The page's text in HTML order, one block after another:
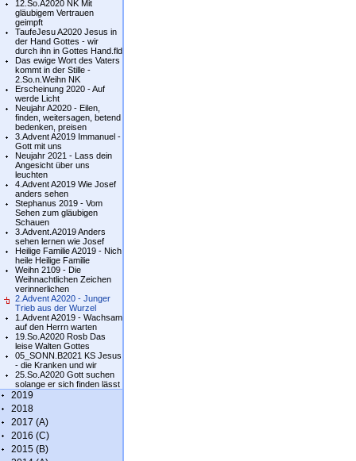
12.So.A2020 NK Mit
gläubigem Vertrauen
geimpft
TaufeJesu A2020 Jesus in
der Hand Gottes - wir
durch ihn in Gottes Hand.fld
Das ewige Wort des Vaters
kommt in der Stille -
2.So.n.Weihn NK
Erscheinung 2020 - Auf
werde Licht
Neujahr A2020 - Eilen,
finden, weitersagen, betend
bedenken, preisen
3.Advent A2019 Immanuel -
Gott mit uns
Neujahr 2021 - Lass dein
Angesicht über uns
leuchten
4.Advent A2019 Wie Josef
anders sehen
Stephanus 2019 - Vom
Sehen zum gläubigen
Schauen
3.Advent.A2019 Anders
sehen lernen wie Josef
Heilige Familie A2019 - Nich
heile Heilige Familie
Weihn 2109 - Die
Weihnachtlichen Zeichen
verinnerlichen
2.Advent A2020 - Junger
Trieb aus der Wurzel
1.Advent A2019 - Wachsam
auf den Herrn warten
19.So.A2020 Rosb Das
leise Walten Gottes
05_SONN.B2021 KS Jesus
- die Kranken und wir
25.So.A2020 Gott suchen
solange er sich finden lässt
2019
2018
2017 (A)
2016 (C)
2015 (B)